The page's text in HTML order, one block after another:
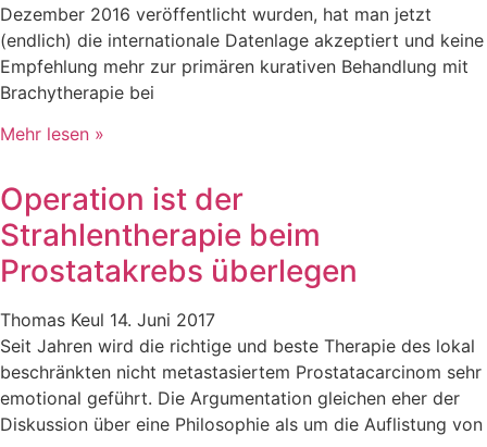
Dezember 2016 veröffentlicht wurden, hat man jetzt
(endlich) die internationale Datenlage akzeptiert und keine
Empfehlung mehr zur primären kurativen Behandlung mit
Brachytherapie bei
Mehr lesen »
Operation ist der
Strahlentherapie beim
Prostatakrebs überlegen
Thomas Keul 14. Juni 2017
Seit Jahren wird die richtige und beste Therapie des lokal
beschränkten nicht metastasiertem Prostatacarcinom sehr
emotional geführt. Die Argumentation gleichen eher der
Diskussion über eine Philosophie als um die Auflistung von